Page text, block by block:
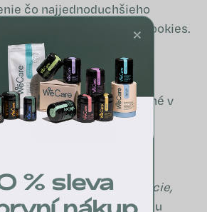
čo najjednoduchšieho
dochádza k využívaniu cookies.
je zobrazovanie
cookies sú opísané v
ktorý nájdeteTU.
subjektu
transparentné informácie,
pre výkon práv subjektu
×
% sleva